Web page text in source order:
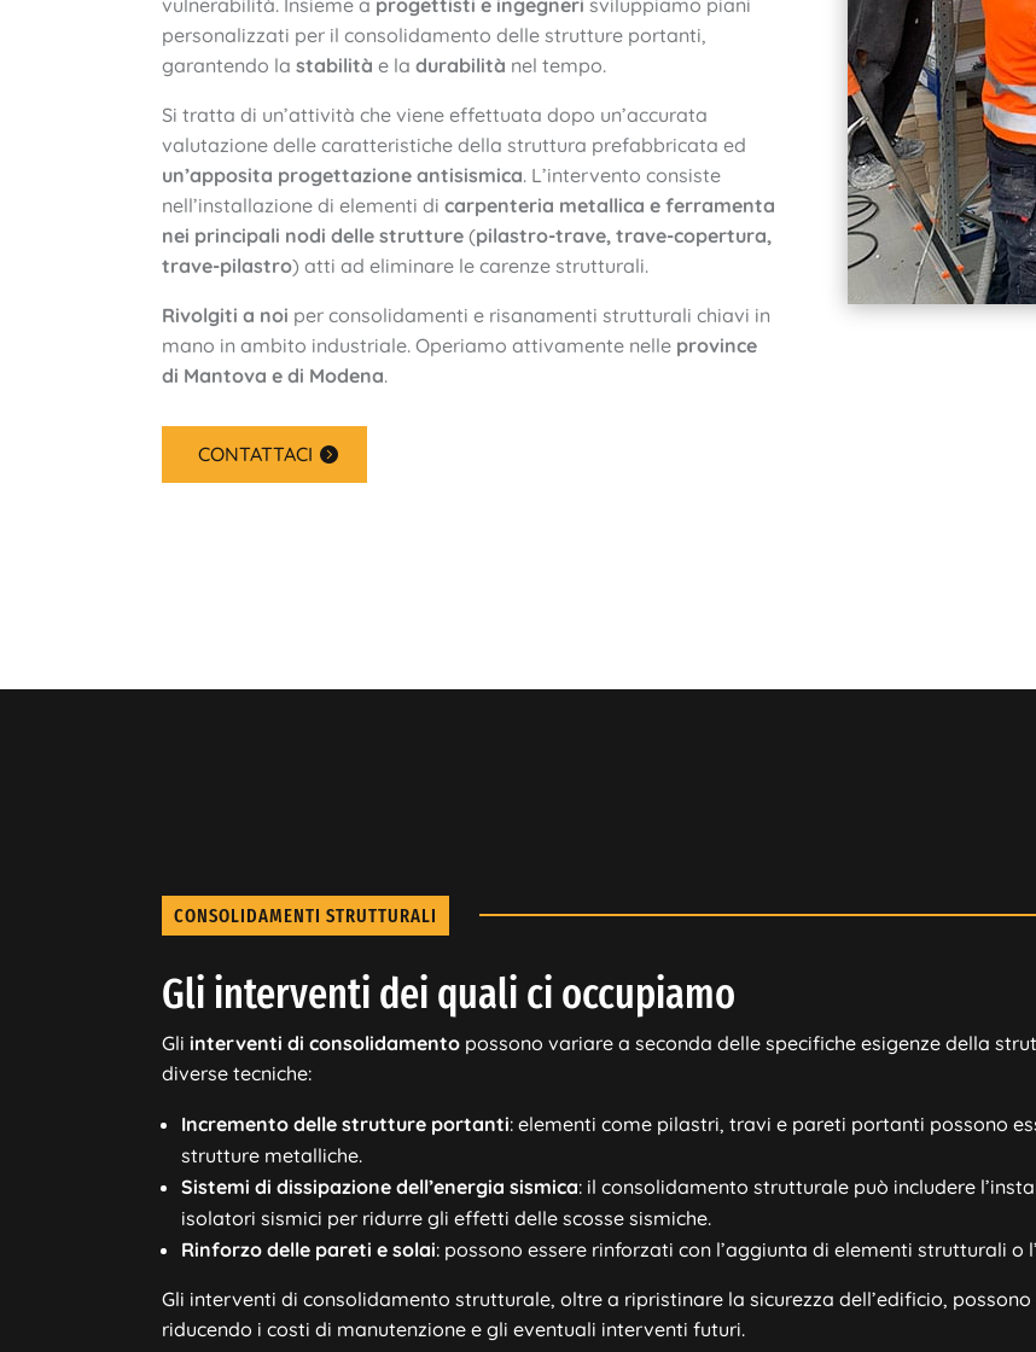
personalizzati per il consolidamento delle strutture portanti,
garantendo lastabilità e ladurabilità nel tempo.
Si tratta di un’attività che viene effettuata dopo un’accurata
valutazione delle caratteristiche della struttura prefabbricata ed
un’apposita progettazione antisismica. L’intervento consiste
nell’installazione di elementi dicarpenteria metallica e ferramenta
nei principali nodi delle strutture (pilastro-trave, trave-copertura,
trave-pilastro) atti ad eliminare le carenze strutturali.
Rivolgiti a noi per consolidamenti e risanamenti strutturali chiavi in
mano in ambito industriale. Operiamo attivamente nelle province
di Mantova e di Modena.
CONTATTACI
CONSOLIDAMENTI STRUTTURALI
Gli interventi dei quali ci occupiamo
Gliinterventi di consolidamento possono variare a seconda delle specifiche esigenze della
diverse tecniche:
Incremento delle strutture portanti: elementi come pilastri, travi e pareti portanti possono
strutture metalliche.
Sistemi di dissipazione dell’energia sismica: il consolidamento strutturale può includere
isolatori sismici per ridurre gli effetti delle scosse sismiche.
Rinforzo delle pareti e solai: possono essere rinforzati con l’aggiunta di elementi strutturali o
Gli interventi di consolidamento strutturale, oltre a ripristinare la sicurezza dell’edificio, possono
riducendo i costi di manutenzione e gli eventuali interventi futuri.